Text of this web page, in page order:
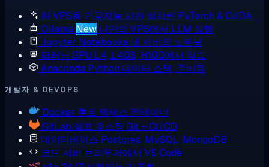
AI VPS용 인공지능 사전 설치된 PyTorch & CUDA
Ollama New 나만의 VPS에서 LLM 실행
Jupyter Notebooks 내 서버의 노트북
딥러닝 GPU L4, L40S, H100에서 학습
Anaconda Python 데이터 스택, 준비됨
개발자 & DEVOPS
Docker 루트 액세스 컨테이너
GitLab 셀프 호스팅 Git + CI/CD
데이터베이스 Postgres, MySQL, MongoDB
코드 서버 브라우저에서 VS Code